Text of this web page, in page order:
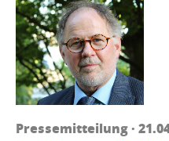
Pressemitteilung ·